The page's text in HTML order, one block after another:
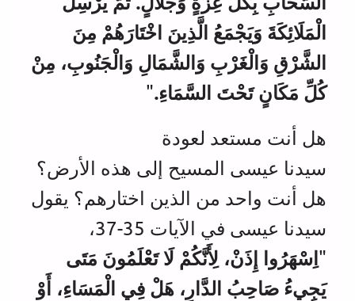
الْمَلَائِكَةَ وَيَجْمَعُ الَّذِينَ اخْتَارَهُمْ مِنَ
الشَّرْقِ وَالْغَرْبِ وَالشَّمَالِ وَالْجَنُوبِ، مِنْ
كُلِّ مَكَانٍ تَحْتَ السَّمَاءِ."
هل أنت مستعد لعودة
سيدنا عيسى المسيح إلى هذه الأرض؟
هل أنت واحد من الذين اختارهم؟ يقول
سيدنا عيسى في الآيات 35-37،
"اِسْهَرُوا إِذَنْ، لِأَنَّكُمْ لَا تَعْلَمُونَ مَتَى
يَجِيءُ صَاحِبُ الدَّارِ، هَلْ فِي الْمَسَاءِ، أَوْ